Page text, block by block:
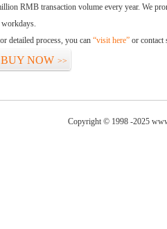
RMB transaction volume every year. We
workdays.
detailed process, you can “visit here” or contact
BUY NOW >>
Copyright © 1998 -2025